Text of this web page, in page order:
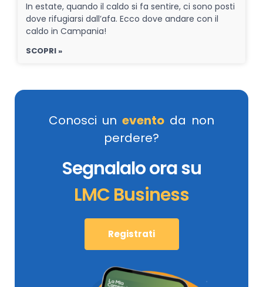
In estate, quando il caldo si fa sentire, ci sono posti
dove rifugiarsi dall’afa. Ecco dove andare con il
caldo in Campania!
SCOPRI »
Conosci un evento da non
perdere?
Segnalalo ora su
LMC Business
Registrati